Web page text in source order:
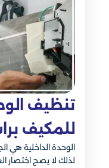
تنظيف
للمكيف
الوحدة الداخلية هي
لذلك لا يصح اختصار